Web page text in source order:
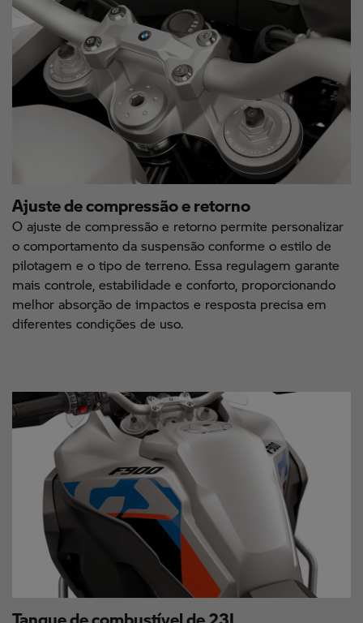
Ajuste de compressão e retorno
O ajuste de compressão e retorno permite personalizar
o comportamento da suspensão conforme o estilo de
pilotagem e o tipo de terreno. Essa regulagem garante
mais controle, estabilidade e conforto, proporcionando
melhor absorção de impactos e resposta precisa em
diferentes condições de uso.
Tanque de combustível de 23L